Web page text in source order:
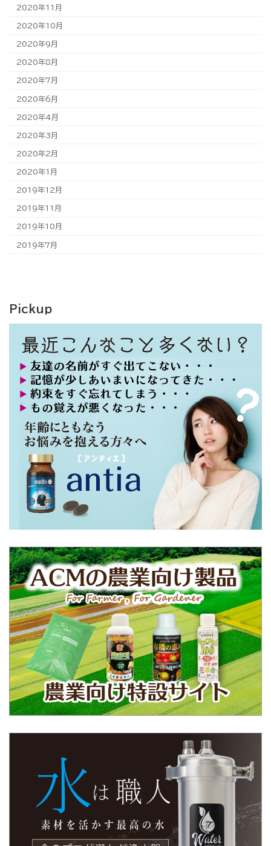
2020年11月
2020年10月
2020年9月
2020年8月
2020年7月
2020年6月
2020年4月
2020年3月
2020年2月
2020年1月
2019年12月
2019年11月
2019年10月
2019年7月
Pickup